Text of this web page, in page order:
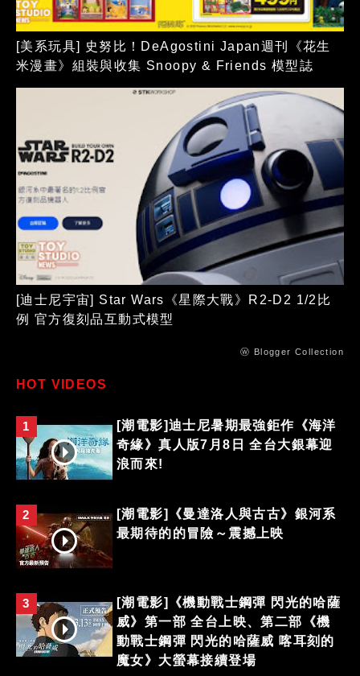
[美系玩具] 史努比！DeAgostini Japan週刊《花生
米漫畫》組裝與收集 Snoopy & Friends 模型誌
[迪士尼宇宙] Star Wars《星際大戰》R2-D2 1/2比
例 官方復刻品互動式模型
ⓦ Blogger Collection
HOT VIDEOS
1
[潮電影]迪士尼暑期最強鉅作《海洋
奇緣》真人版7月8日 全台大銀幕迎
浪而來!
2
[潮電影]《曼達洛人與古古》銀河系
最期待的的冒險～震撼上映
3
[潮電影]《機動戰士鋼彈 閃光的哈薩
威》第一部 全台上映、第二部《機
動戰士鋼彈 閃光的哈薩威 喀耳刻的
魔女》大螢幕接續登場